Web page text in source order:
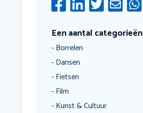
Een aantal categorieën
Borrelen
Dansen
Fietsen
Film
Kunst & Cultuur